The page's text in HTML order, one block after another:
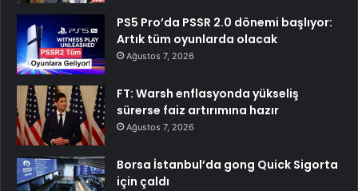
PS5 Pro’da PSSR 2.0 dönemi başlıyor:
Artık tüm oyunlarda olacak
Ağustos 7, 2026
FT: Warsh enflasyonda yükseliş
sürerse faiz artırımına hazır
Ağustos 7, 2026
Borsa İstanbul’da gong Quick Sigorta
için çaldı